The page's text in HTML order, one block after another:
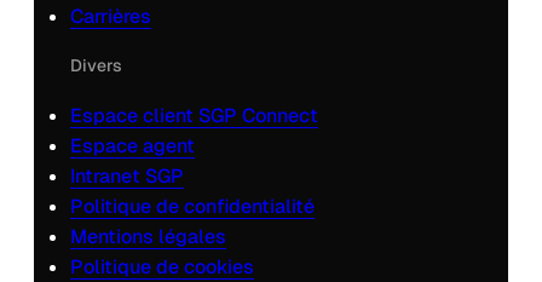
Carrières
Divers
Espace client SGP Connect
Espace agent
Intranet SGP
Politique de confidentialité
Mentions légales
Politique de cookies